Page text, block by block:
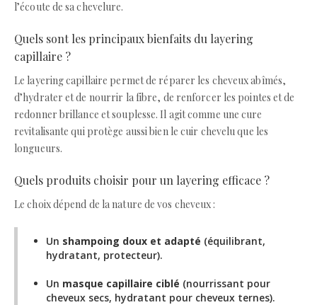
l’écoute de sa chevelure.
Quels sont les principaux bienfaits du layering
capillaire ?
Le layering capillaire permet de réparer les cheveux abîmés,
d’hydrater et de nourrir la fibre, de renforcer les pointes et de
redonner brillance et souplesse. Il agit comme une cure
revitalisante qui protège aussi bien le cuir chevelu que les
longueurs.
Quels produits choisir pour un layering efficace ?
Le choix dépend de la nature de vos cheveux :
Un shampoing doux et adapté (équilibrant,
hydratant, protecteur).
Un masque capillaire ciblé (nourrissant pour
cheveux secs, hydratant pour cheveux ternes).